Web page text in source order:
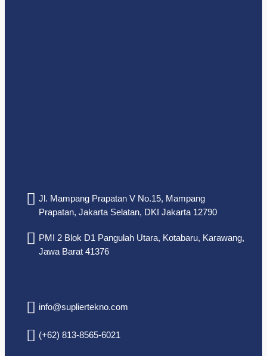
Jl. Mampang Prapatan V No.15, Mampang
Prapatan, Jakarta Selatan, DKI Jakarta 12790
PMI 2 Blok D1 Pangulah Utara, Kotabaru, Karawang,
Jawa Barat 41376
info@supliertekno.com
(+62) 813-8565-6021